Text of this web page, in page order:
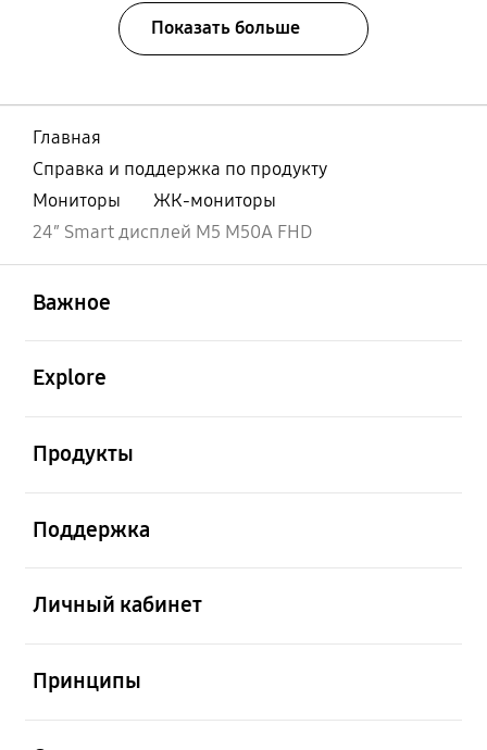
Показать больше
Главная
Справка и поддержка по продукту
Мониторы
ЖК-мониторы
24″ Smart дисплей М5 M50A FHD
Важное
Explore
Продукты
Поддержка
Личный кабинет
Принципы